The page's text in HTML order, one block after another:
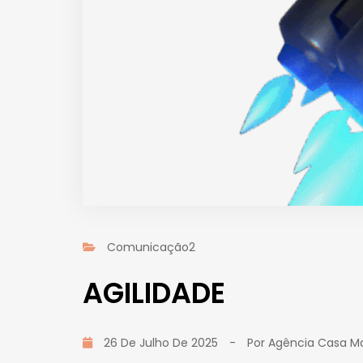
Comunicação2
AGILIDADE
26 De Julho De 2025 - Por Agência Casa